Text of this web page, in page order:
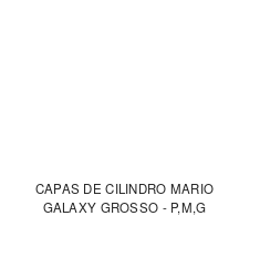
CAPAS DE CILINDRO MARIO
GALAXY GROSSO - P,M,G